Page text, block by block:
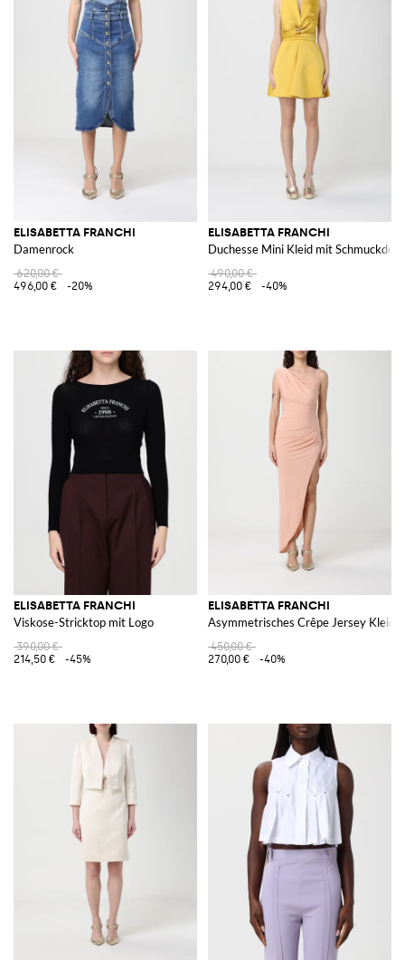
ELISABETTA FRANCHI
Damenrock
620,00 €
496,00 €
-20%
ELISABETTA FRANCHI
Duchesse Mini Kleid mit
490,00 €
294,00 €
-40%
ELISABETTA FRANCHI
Viskose-Stricktop mit Logo
390,00 €
214,50 €
-45%
ELISABETTA FRANCHI
Asymmetrisches Crêpe Jersey Kleid
450,00 €
270,00 €
-40%